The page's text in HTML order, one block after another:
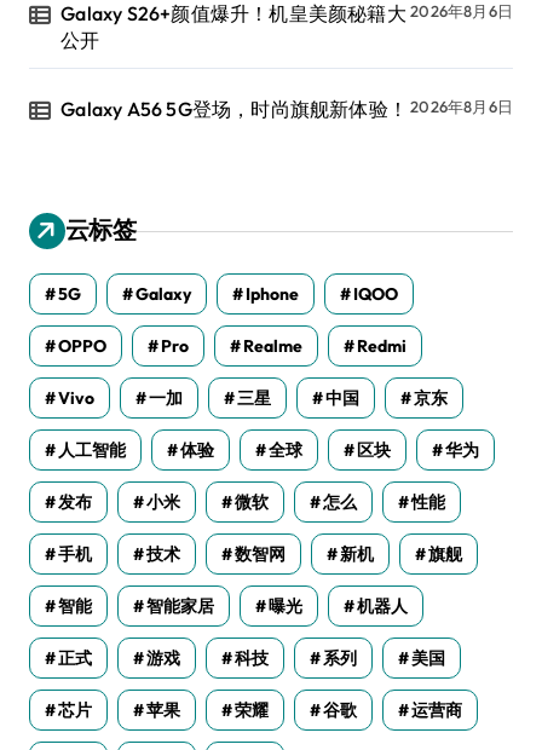
Galaxy S26+颜值爆升！机皇美颜秘籍大
公开
2026年8月6日
Galaxy A56 5G登场，时尚旗舰新体验！ 2026年8月6日
云标签
5G Galaxy Iphone IQOO
OPPO Pro Realme Redmi
Vivo 一加 三星 中国 京东
人工智能 体验 全球 区块 华为
发布 小米 微软 怎么 性能
手机 技术 数智网 新机 旗舰
智能 智能家居 曝光 机器人
正式 游戏 科技 系列 美国
芯片 苹果 荣耀 谷歌 运营商